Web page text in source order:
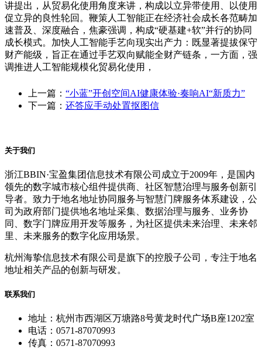
讲提出，从贸易化使用角度来讲，构成以立异带使用、以使用
促立异的良性轮回。鞭策人工智能正在经济社会成长各范畴加
速普及、深度融合，焦豪强调，构成“硬基建+软”并行的协同
成长模式。加快人工智能手艺向现实出产力：既显著提拔保守
财产能级，旨正在通过手艺双向赋能全财产链条，一方面，强
调推进人工智能规模化贸易化使用，
上一篇： “小蓝”开创空间AI健康体验·奏响AI“新质力”
下一篇： 还答应手动处置抠图信
关于我们
浙江BBIN·宝盈集团信息技术有限公司成立于2009年，是国内
领先的数字城市核心组件提供商、社区智慧治理与服务创新引
导者。致力于地名地址协同服务与智慧门牌服务体系建设，公
司为政府部门提供地名地址采集、数据治理与服务、业务协
同、数字门牌应用开发等服务，为社区提供未来治理、未来邻
里、未来服务的数字化应用场景。
杭州海挚信息技术有限公司是旗下的控股子公司，专注于地名
地址相关产品的创新与研发。
联系我们
地址：杭州市西湖区万塘路8号黄龙时代广场B座1202室
电话：0571-87070993
传真：0571-87070993